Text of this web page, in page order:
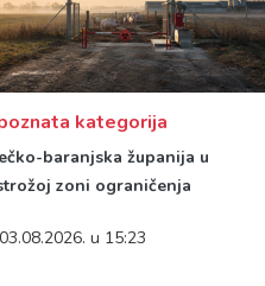
kategorija
baranjska županija u
zoni ograničenja
03.08.2026. u 15:23